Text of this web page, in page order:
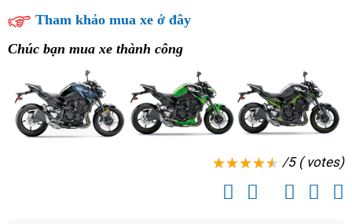
chính
Tham khảo mua xe ở đây
Chúc bạn mua xe thành công
/5 ( votes)